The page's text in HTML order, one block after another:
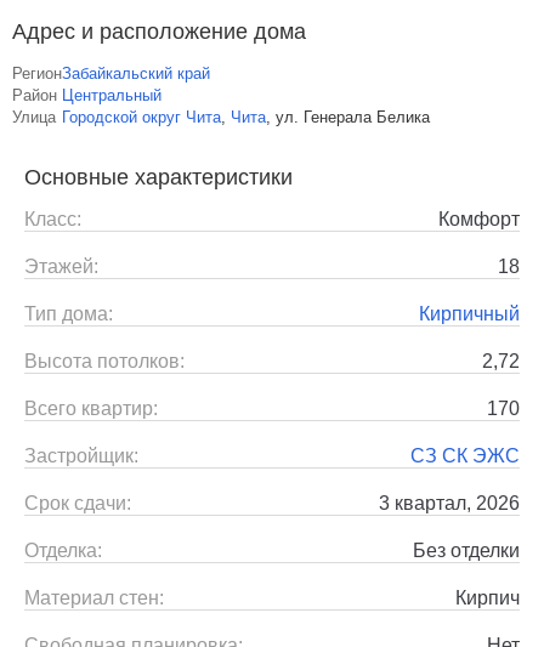
Адрес и расположение дома
РегионЗабайкальский край
Район Центральный
Улица Городской округ Чита, Чита, ул. Генерала Белика
Основные характеристики
Класс: Комфорт
Этажей: 18
Тип дома: Кирпичный
Высота потолков: 2,72
Всего квартир: 170
Застройщик: СЗ СК ЭЖС
Срок сдачи: 3 квартал, 2026
Отделка: Без отделки
Материал стен: Кирпич